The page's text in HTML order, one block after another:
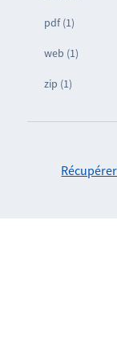
pdf (1)
web (1)
zip (1)